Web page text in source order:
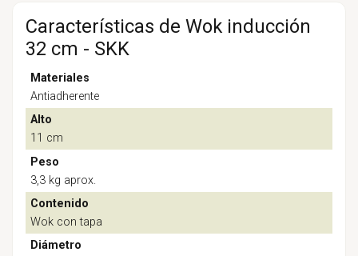
Características de Wok inducción
32 cm - SKK
Materiales
Antiadherente
Alto
11 cm
Peso
3,3 kg aprox.
Contenido
Wok con tapa
Diámetro